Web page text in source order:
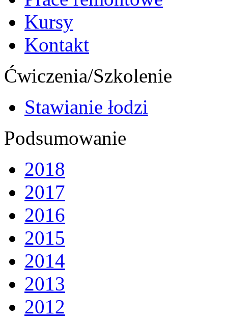
Kursy
Kontakt
Ćwiczenia/Szkolenie
Stawianie łodzi
Podsumowanie
2018
2017
2016
2015
2014
2013
2012